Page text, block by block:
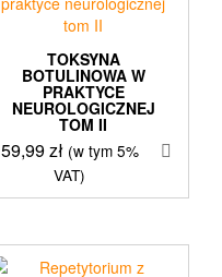
TOKSYNA
BOTULINOWA W
PRAKTYCE
NEUROLOGICZNEJ
TOM II
59,99zł (w tym 5%
VAT)